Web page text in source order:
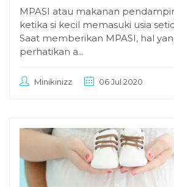
MPASI atau makanan
ketika si kecil memasuki usia
Saat memberikan MPASI, hal
perhatikan a...
Minikinizz 06 Jul 2020